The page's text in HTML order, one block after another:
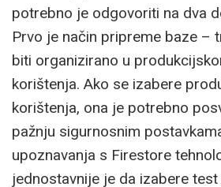
potrebno je odgovoriti na dva
Prvo je način pripreme baze –
biti organizirano u
korištenja. Ako se izabere
korištenja, ona je potrebno
pažnju sigurnosnim
upoznavanja s Firestore
jednostavnije je da izabere